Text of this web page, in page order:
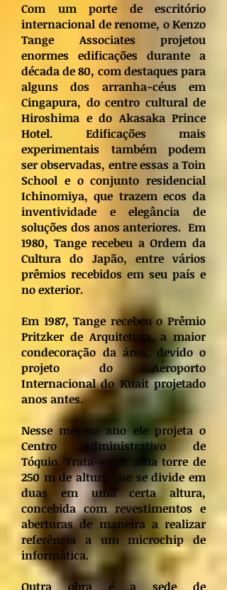
Com um porte de escritório
internacional de renome, o Kenzo
Tange Associates projetou
enormes edificações durante a
década de 80, com destaques para
alguns dos arranha-céus em
Cingapura, do centro cultural de
Hiroshima e do Akasaka Prince
Hotel. Edificações mais
experimentais também podem
ser observadas, entre essas a Toin
School e o conjunto residencial
Ichinomiya, que trazem ecos da
inventividade e elegância de
soluções dos anos anteriores. Em
1980, Tange recebeu a Ordem da
Cultura do Japão, entre vários
prêmios recebidos em seu país e
no exterior.
Em 1987, Tange recebeu o Prêmio
Pritzker de Arquitetura, a maior
condecoração da área, devido o
projeto do Aeroporto
Internacional do Kuait projetado
anos antes.
Nesse mesmo ano ele projeta o
Centro Administrativo de
Tóquio. Trata-se de uma torre de
250 m de altura que se divide em
duas em uma certa altura,
concebida com revestimentos e
aberturas de maneira a realizar
referência a um microchip de
informática.
Outra obra é a sede de